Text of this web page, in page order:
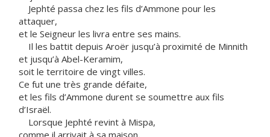
Jephté passa chez les fils d’Ammone pour les
attaquer,
et le Seigneur les livra entre ses mains.
Il les battit depuis Aroër jusqu’à proximité de Minnith
et jusqu’à Abel-Keramim,
soit le territoire de vingt villes.
Ce fut une très grande défaite,
et les fils d’Ammone durent se soumettre aux fils
d’Israël.
Lorsque Jephté revint à Mispa,
comme il arrivait à sa maison,